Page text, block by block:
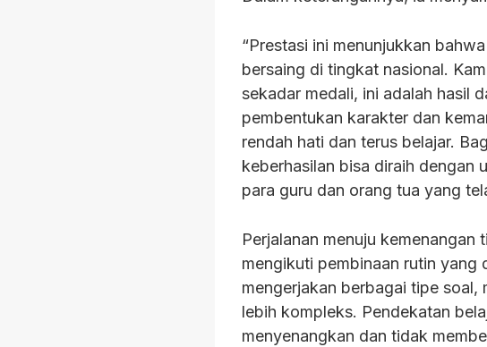
“Prestasi ini menunjukkan
bersaing di tingkat nasional.
sekadar medali, ini adalah hasil
pembentukan karakter dan
rendah hati dan terus belajar.
keberhasilan bisa diraih dengan
para guru dan orang tua yang
Perjalanan menuju
mengikuti pembinaan rutin yang
mengerjakan berbagai tipe
lebih kompleks. Pendekatan
menyenangkan dan tidak